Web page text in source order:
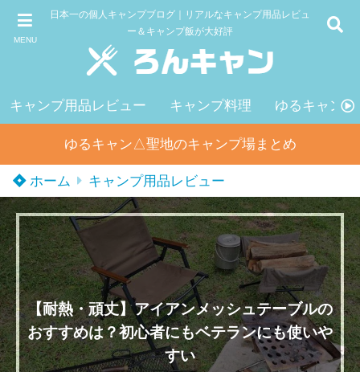
MENU
日本一の個人キャンプブログ｜リアルなキャンプ用品レビュ
ー＆キャンプ飯が大好評
キャンプ用品レビュー キャンプ料理 ゆるキャン△
ゆるキャン△聖地のキャンプ場まとめ
ホーム キャンプ用品レビュー
【耐熱・頑丈】アイアンメッシュテーブルの
おすすめは？初心者にもベテランにも使いや
すい